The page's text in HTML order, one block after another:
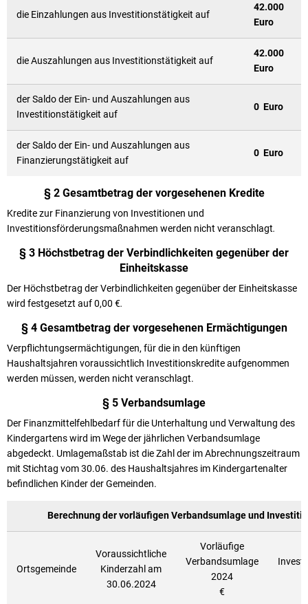
die Einzahlungen aus Investitionstätigkeit auf
42.000
Euro
die Auszahlungen aus Investitionstätigkeit auf
42.000
Euro
der Saldo der Ein- und Auszahlungen aus
Investitionstätigkeit auf
0 Euro
der Saldo der Ein- und Auszahlungen aus
Finanzierungstätigkeit auf
0 Euro
§ 2 Gesamtbetrag der vorgesehenen Kredite
Kredite zur Finanzierung von Investitionen und
Investitionsförderungsmaßnahmen werden nicht veranschlagt.
§ 3 Höchstbetrag der Verbindlichkeiten gegenüber der
Einheitskasse
Der Höchstbetrag der Verbindlichkeiten gegenüber der Einheitskasse
wird festgesetzt auf 0,00 €.
§ 4 Gesamtbetrag der vorgesehenen Ermächtigungen
Verpflichtungsermächtigungen, für die in den künftigen
Haushaltsjahren voraussichtlich Investitionskredite aufgenommen
werden müssen, werden nicht veranschlagt.
§ 5 Verbandsumlage
Der Finanzmittelfehlbedarf für die Unterhaltung und Verwaltung des
Kindergartens wird im Wege der jährlichen Verbandsumlage
abgedeckt. Umlagemaßstab ist die Zahl der im Abrechnungszeitraum
mit Stichtag vom 30.06. des Haushaltsjahres im Kindergartenalter
befindlichen Kinder der Gemeinden.
Berechnung der vorläufigen Verbandsumlage und
Ortsgemeinde
Voraussichtliche
Kinderzahl am
30.06.2024
Vorläufige
Verbandsumlage
2024
€